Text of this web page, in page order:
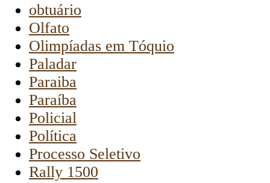
obtuário
Olfato
Olimpíadas em Tóquio
Paladar
Paraiba
Paraíba
Policial
Política
Processo Seletivo
Rally 1500